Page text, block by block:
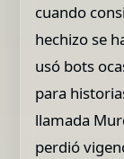
cuando
hechizo se
usó bots
para
llamada
perdió